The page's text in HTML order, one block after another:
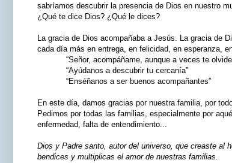
sabríamos descubrir la presencia de Dios en nuestro
¿Qué te dice Dios? ¿Qué le dices?
La gracia de Dios acompañaba a Jesús. La gracia de
cada día más en entrega, en felicidad, en esperanza,
“Señor, acompáñame, aunque a veces te
“Ayúdanos a descubrir tu cercanía”
“Enséñanos a ser buenos acompañantes”
En este día, damos gracias por nuestra familia, por
Pedimos por todas las familias, especialmente por
enfermedad, falta de entendimiento...
Dios y Padre santo, autor del universo, que creaste al
bendices y multiplicas el amor de nuestras familias.